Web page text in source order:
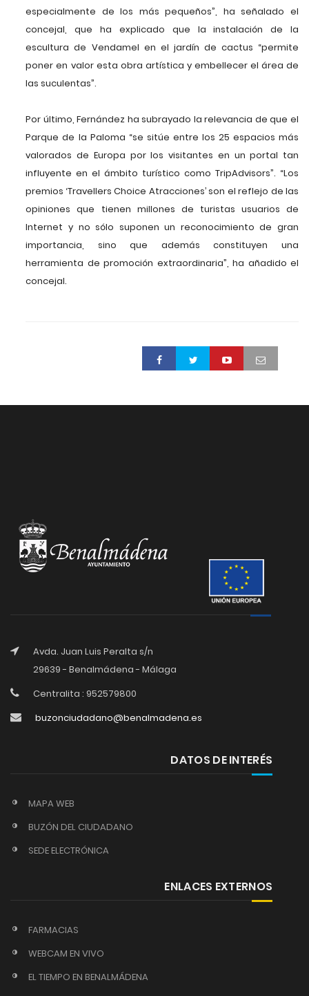
especialmente de los más pequeños”, ha señalado el
concejal, que ha explicado que la instalación de la
escultura de Vendamel en el jardín de cactus “permite
poner en valor esta obra artística y embellecer el área de
las suculentas”.
Por último, Fernández ha subrayado la relevancia de que el
Parque de la Paloma “se sitúe entre los 25 espacios más
valorados de Europa por los visitantes en un portal tan
influyente en el ámbito turístico como TripAdvisors”. “Los
premios ‘Travellers Choice Atracciones’ son el reflejo de las
opiniones que tienen millones de turistas usuarios de
Internet y no sólo suponen un reconocimiento de gran
importancia, sino que además constituyen una
herramienta de promoción extraordinaria”, ha añadido el
concejal.
Avda. Juan Luis Peralta s/n
29639 - Benalmádena - Málaga
Centralita : 952579800
buzonciudadano@benalmadena.es
DATOS DE INTERÉS
MAPA WEB
BUZÓN DEL CIUDADANO
SEDE ELECTRÓNICA
ENLACES EXTERNOS
FARMACIAS
WEBCAM EN VIVO
EL TIEMPO EN BENALMÁDENA